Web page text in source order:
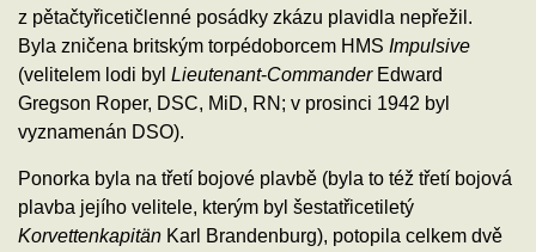
z pětačtyřicetičlenné posádky zkázu plavidla nepřežil.
Byla zničena britským torpédoborcem HMS Impulsive
(velitelem lodi byl Lieutenant-CommanderEdward
Gregson Roper, DSC, MiD, RN; v prosinci 1942 byl
vyznamenán DSO).
Ponorka byla na třetí bojové plavbě (byla to též třetí bojová
plavba jejího velitele, kterým byl šestatřicetiletý
Korvettenkapitän Karl Brandenburg), potopila celkem dvě